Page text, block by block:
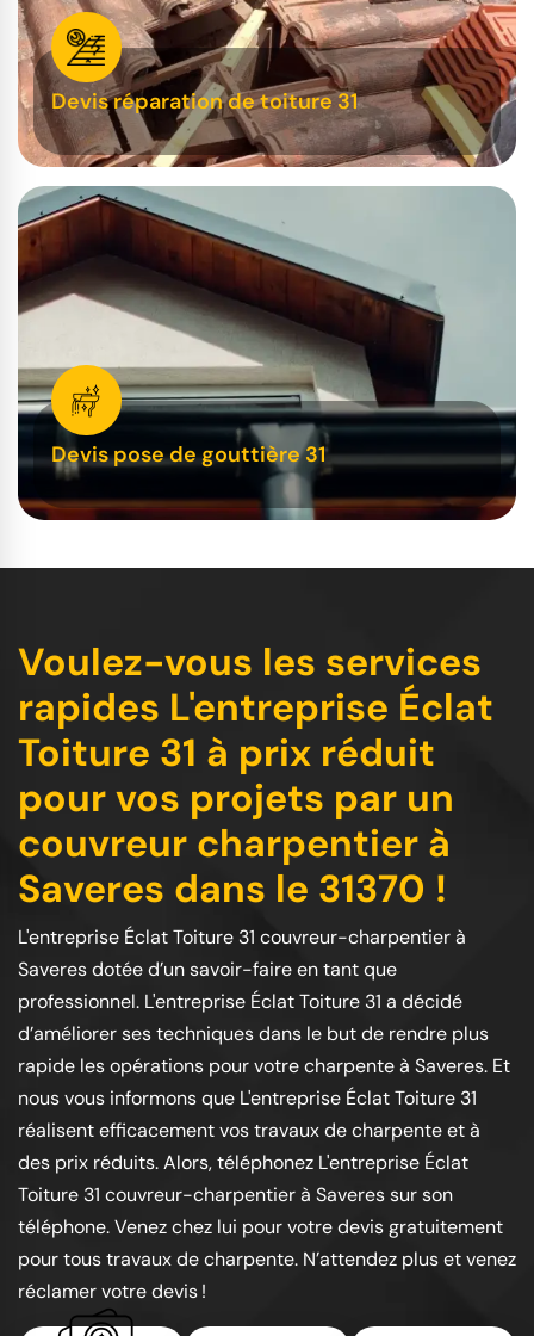
Devis réparation de toiture 31
Devis pose de gouttière 31
Voulez-vous les services
rapides L'entreprise Éclat
Toiture 31 à prix réduit
pour vos projets par un
couvreur charpentier à
Saveres dans le 31370 !
L'entreprise Éclat Toiture 31 couvreur-charpentier à
Saveres dotée d’un savoir-faire en tant que
professionnel. L'entreprise Éclat Toiture 31 a décidé
d’améliorer ses techniques dans le but de rendre plus
rapide les opérations pour votre charpente à Saveres. Et
nous vous informons que L'entreprise Éclat Toiture 31
réalisent efficacement vos travaux de charpente et à
des prix réduits. Alors, téléphonez L'entreprise Éclat
Toiture 31 couvreur-charpentier à Saveres sur son
téléphone. Venez chez lui pour votre devis gratuitement
pour tous travaux de charpente. N’attendez plus et venez
réclamer votre devis !